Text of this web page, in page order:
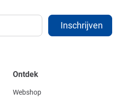
Ontdek
Webshop